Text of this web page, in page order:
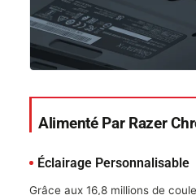
Alimenté Par Razer
Éclairage Personnalisable
Grâce aux 16,8 millions de